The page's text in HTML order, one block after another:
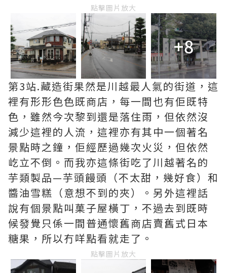
點擊圖片放大
+8
第3站.藏造街果然是川越最人氣的街道，這
裡有形形色色既商店，每一間也有佢既特
色，雖然今次黎到還是落住雨，但依然沒
減少這裡的人流，這裡亦有其中一個著名
景點時之鐘，佢經歷過幾次火災，但依然
屹立不倒。而我亦這條街吃了川越著名的
芋類製品—芋頭饅頭（不太甜，幾好食）和
醬油雪糕（意想不到的夾）。另外這裡話
說有個景點叫菓子屋橫丁，不過去到既時
候發覺只係一間普通懷舊商店賣舊式日本
糖果，所以冇咩點看就走了。
點擊圖片放大